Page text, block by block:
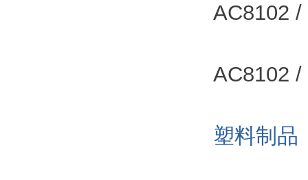
AC8102
AC8102
塑料制品